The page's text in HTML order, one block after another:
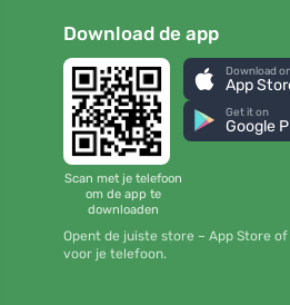
Download de app
Scan met je telefoon
om de app te
downloaden
Download
App
Get it on
Google
Opent de juiste store – App Store of
voor je telefoon.